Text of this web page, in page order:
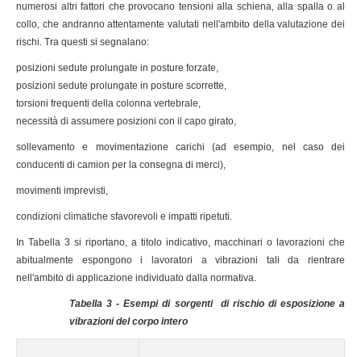
numerosi altri fattori che provocano tensioni alla schiena, alla spalla o al
collo, che andranno attentamente valutati nell'ambito della valutazione dei
rischi. Tra questi si segnalano:
posizioni sedute prolungate in posture forzate,
posizioni sedute prolungate in posture scorrette,
torsioni frequenti della colonna vertebrale,
necessità di assumere posizioni con il capo girato,
sollevamento e movimentazione carichi (ad esempio, nel caso dei
conducenti di camion per la consegna di merci),
movimenti imprevisti,
condizioni climatiche sfavorevoli e impatti ripetuti.
In Tabella 3 si riportano, a titolo indicativo, macchinari o lavorazioni che
abitualmente espongono i lavoratori a vibrazioni tali da rientrare
nell'ambito di applicazione individuato dalla normativa.
Tabella 3 - Esempi di sorgenti di rischio di esposizione a
vibrazioni del corpo intero